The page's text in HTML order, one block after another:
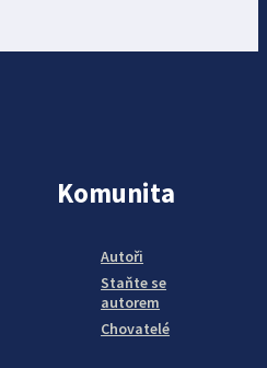
Komunita
Autoři
Staňte se
autorem
Chovatelé